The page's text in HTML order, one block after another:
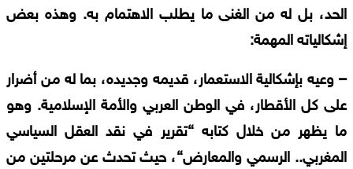
الحد، بل له من الغنى ما يطلب الاهتمام به.وهذه بعض
إشكالياته المهمة:
– وعيه بإشكالية الاستعمار، قديمه وجديده، بما له من أضرار
على كل الأقطار، في الوطن العربي والأمة الإسلامية. وهو
ما يظهر من خلال كتابه “تقرير في نقد العقل السياسي
المغربي.. الرسمي والمعارض“، حيث تحدث عن مرحلتين من